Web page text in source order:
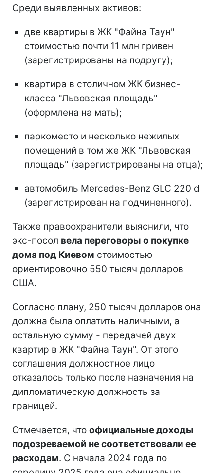
Среди выявленных активов:
две квартиры в ЖК "Файна Таун"
стоимостью почти 11 млн гривен
(зарегистрированы на подругу);
квартира в столичном ЖК бизнес-
класса "Львовская площадь"
(оформлена на мать);
паркоместо и несколько нежилых
помещений в том же ЖК "Львовская
площадь" (зарегистрированы на отца);
автомобиль Mercedes-Benz GLC 220 d
(зарегистрирован на подчиненного).
Также правоохранители выяснили, что
экс-посол вела переговоры о покупке
дома под Киевом стоимостью
ориентировочно 550 тысяч долларов
США.
Согласно плану, 250 тысяч долларов она
должна была оплатить наличными, а
остальную сумму - передачей двух
квартир в ЖК "Файна Таун". От этого
соглашения должностное лицо
отказалось только после назначения на
дипломатическую должность за
границей.
Отмечается, что официальные доходы
подозреваемой не соответствовали ее
расходам. С начала 2024 года по